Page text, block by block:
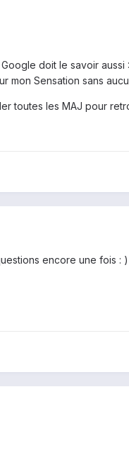
doit le savoir
mon Sensation sans
toutes les MAJ pour
encore une fois : )